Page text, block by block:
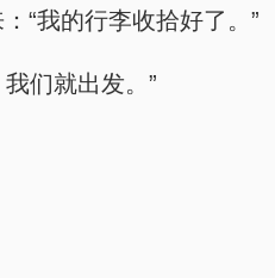
“我的行李收拾好了。”
们就出发。”